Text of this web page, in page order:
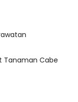
Tanaman Cabe